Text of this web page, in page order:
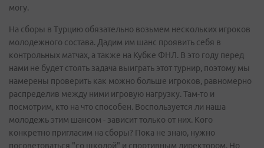
могу.
На сборы в Турцию обязательно возьмем нескольких игроков
молодежного состава. Дадим им шанс проявить себя в
контрольных матчах, а также на Кубке ФНЛ. В это году перед
нами не будет стоять задача выиграть этот турнир, поэтому мы
намерены проверить как можно больше игроков, равномерно
распределив между ними игровую нагрузку. Там-то и
посмотрим, кто на что способен. Воспользуется ли наша
молодежь этим шансом - зависит только от них. Кого
конкретно пригласим на сборы? Пока не знаю, нужно
посоветоваться "со школой" и спортивным директором. Но